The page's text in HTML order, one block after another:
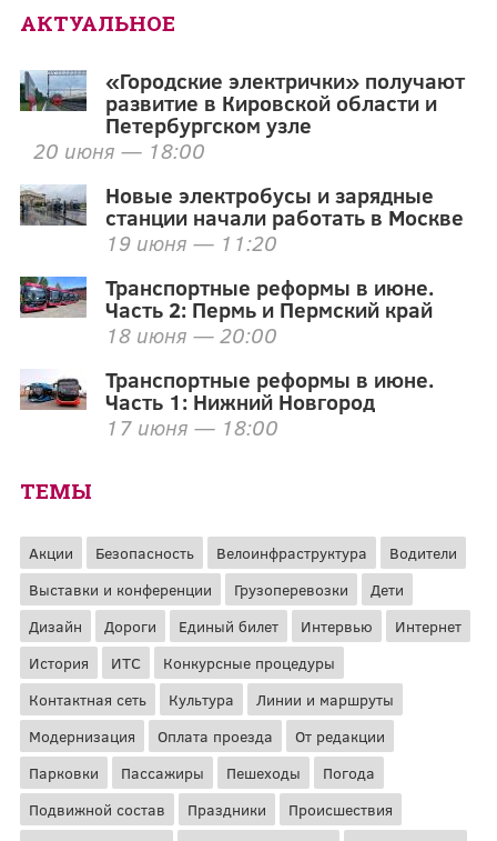
АКТУАЛЬНОЕ
«Городские электрички» получают
развитие в Кировской области и
Петербургском узле
20 июня — 18:00
Новые электробусы и зарядные
станции начали работать в Москве
19 июня — 11:20
Транспортные реформы в июне.
Часть 2: Пермь и Пермский край
18 июня — 20:00
Транспортные реформы в июне.
Часть 1: Нижний Новгород
17 июня — 18:00
ТЕМЫ
Акции Безопасность Велоинфраструктура
Водители
Выставки и конференции
Грузоперевозки
Дети
Дизайн
Дороги Единый билет Интервью
Интернет
История
ИТС
Конкурсные процедуры
Контактная сеть
Культура
Линии и маршруты
Модернизация
Оплата проезда
От редакции
Парковки
Пассажиры Пешеходы
Погода
Подвижной состав
Праздники
Происшествия